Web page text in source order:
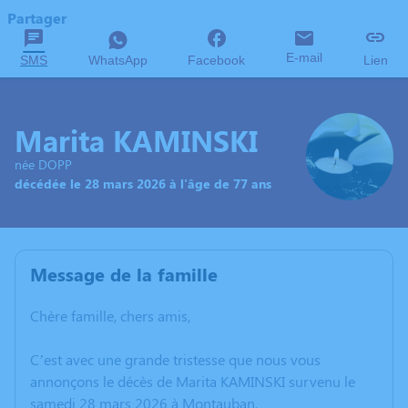
Partager
SMS WhatsApp Facebook E-mail Lien
Marita KAMINSKI
née DOPP
décédée le 28 mars 2026 à l'âge de 77 ans
Message de la famille
Chère famille, chers amis,
C’est avec une grande tristesse que nous vous
annonçons le décès de Marita KAMINSKI survenu le
samedi 28 mars 2026 à Montauban.